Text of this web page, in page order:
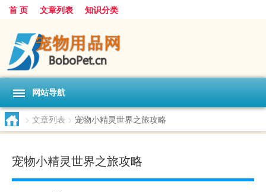
首 页 文章列表 知识分类
网站导航
> 文章列表 > 宠物小精灵世界之旅攻略
宠物小精灵世界之旅攻略